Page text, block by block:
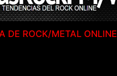
DE ROCK/METAL ONLINE